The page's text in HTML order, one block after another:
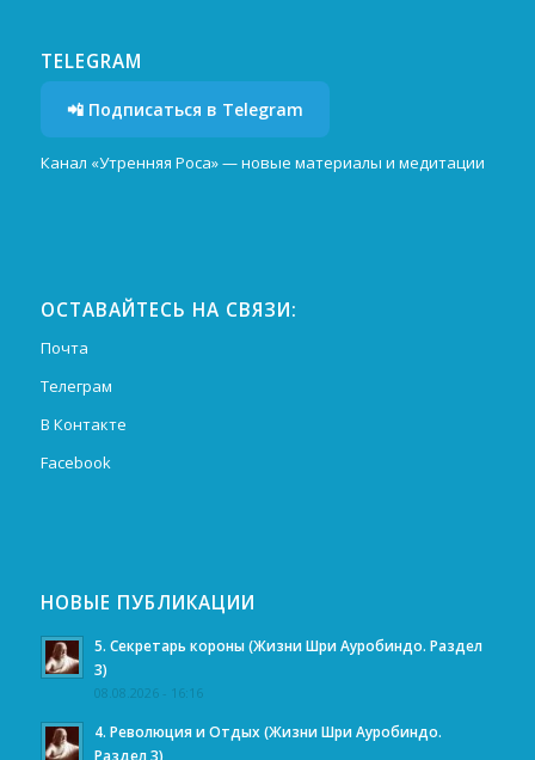
TELEGRAM
📲 Подписаться в Telegram
Канал «Утренняя Роса» — новые материалы и медитации
ОСТАВАЙТЕСЬ НА СВЯЗИ:
Почта
Телеграм
В Контакте
Facebook
НОВЫЕ ПУБЛИКАЦИИ
5. Секретарь короны (Жизни Шри Ауробиндо. Раздел
3)
08.08.2026 - 16:16
4. Революция и Отдых (Жизни Шри Ауробиндо.
Раздел 3)